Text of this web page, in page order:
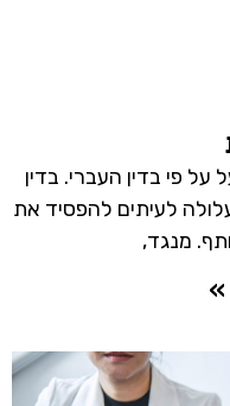
על פי בדין העברי. בדין
לעיתים להפסיד את
מנגד,
»